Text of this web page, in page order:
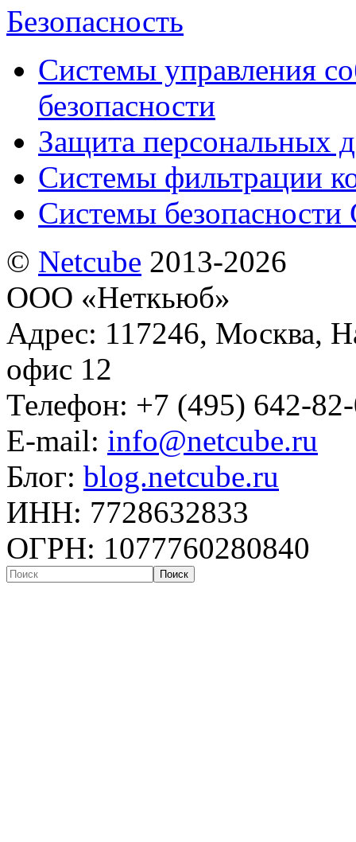
Безопасность
Системы управления
безопасности
Защита персональных
Системы фильтрации
Системы безопасности
© Netсube 2013-2026
ООО «Неткьюб»
Адрес: 117246, Москва,
офис 12
Телефон: +7 (495) 642-
E-mail: info@netcube.ru
Блог: blog.netcube.ru
ИНН: 7728632833
ОГРН: 1077760280840